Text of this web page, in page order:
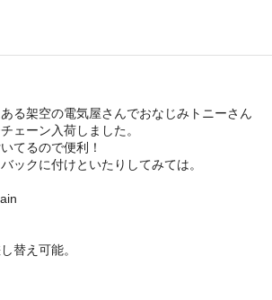
る架空の電気屋さんでおなじみトニーさん
ェーン入荷しました。
てるので便利！
ックに付けといたりしてみては。
替え可能。